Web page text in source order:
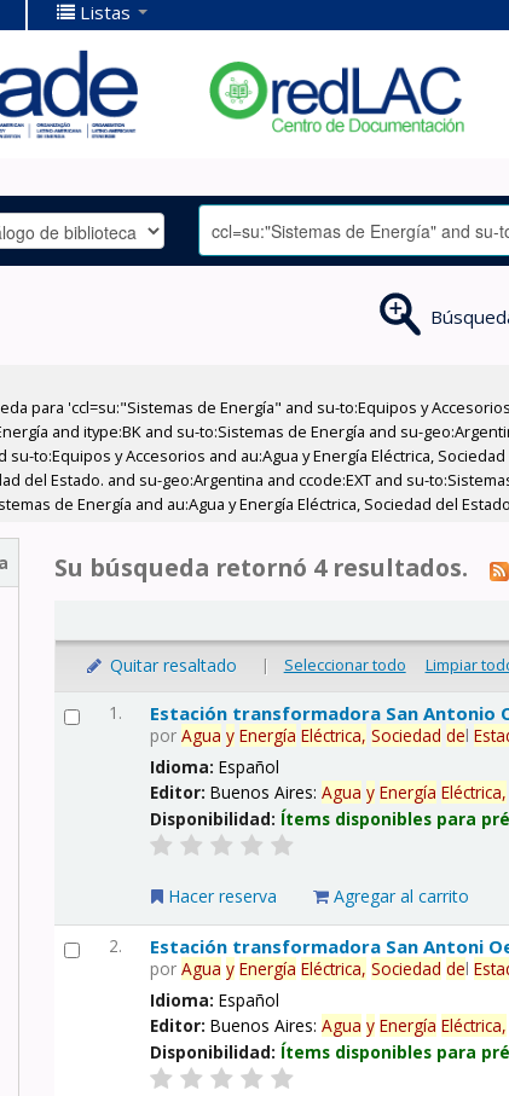
Listas
para 'ccl=su:"Sistemas de Energía" and su-to:Equipos y
and itype:BK and su-to:Sistemas de Energía and su-
su-to:Equipos y Accesorios and au:Agua y Energía Eléctrica,
del Estado. and su-geo:Argentina and ccode:EXT and su-
de Energía and au:Agua y Energía Eléctrica, Sociedad del
Su búsqueda retornó 4 resultados.
Quitar resaltado | Seleccionar todo Limpiar
1. Estación transformadora San Antonio
porAgua y Energía Eléctrica, Sociedad del
Idioma:Español
Editor:Buenos Aires:Agua y Energía Eléctrica,
Disponibilidad: Ítems disponibles para
Hacer reserva Agregar al carrito
2. Estación transformadora San Antoni
porAgua y Energía Eléctrica, Sociedad del
Idioma:Español
Editor:Buenos Aires:Agua y Energía Eléctrica,
Disponibilidad: Ítems disponibles para